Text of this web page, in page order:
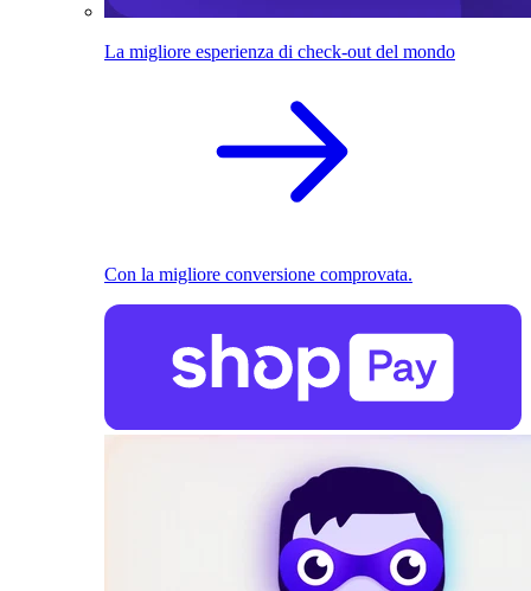
La migliore esperienza di check-out del mondo
Con la migliore conversione comprovata.